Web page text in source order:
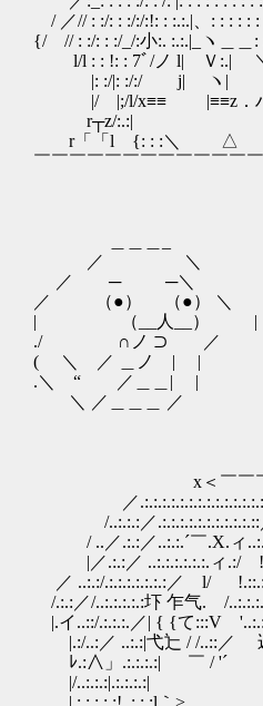
/ ／// : :/: : :/:/:!: : :.:.|、: : : : : :
{/ // : :/: : :/_/:小:. :.:.|_ヽ＿＿:
l/l : : !: : 7ﾞ/ノ l| Ｖ:.| ＼:
|: :/|: :/:/ j| ヽ| ＼: :
|/ |;/l/x≡≡ |≡≡z．ハ: :.
r┬z/:.:| ∠─-ﾍ
r「「l {: : :＼ △ ／
￣￣￣￣￣￣￣￣￣￣￣￣
／ ＼
／ ─ ─＼ 友達の
／ （●） （●） ＼
| （__人__） |
./ ∩ノ ⊃ ／
( ＼ ／ ＿ノ | |
.＼ “ ／＿＿| |
＼ ／＿＿＿ ／
x＜￣￣￣
／
/..:.:.:／.:.:.:.:.:.:.:.:.:.:.::／
/ ..／.:.:／..:.:.´￣.X.ィ
|／.:.:／ ..:.:.:.:.:.:.ィ.:/
／ ..:.:/.:.:.:.:.:.:.:／ l/
/.:.:／/..:.:.:.:.:圷 乍气. /
|.イ..::/.:.:.:.／| { {て:::V
|.:/..:／ ..:.:|弋辷 / /..::／
ﾚ.:∧」.:.:.:.:| ￣ / '´ ん
|/..:.:.:|.:.:.:.:| ゞ
|.:.:.:.:.:!..:.:.:l｀